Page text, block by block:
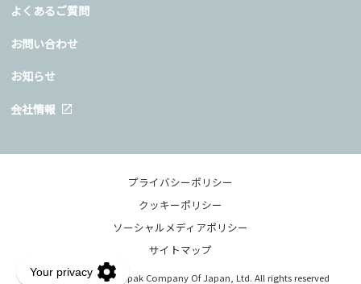
よくあるご質問
お問い合わせ
お知らせ
会社情報
プライバシーポリシー
クッキーポリシー
ソーシャルメディアポリシー
サイトマップ
Copyright © 2020 Sanipak Company Of Japan, Ltd. All rights reserved